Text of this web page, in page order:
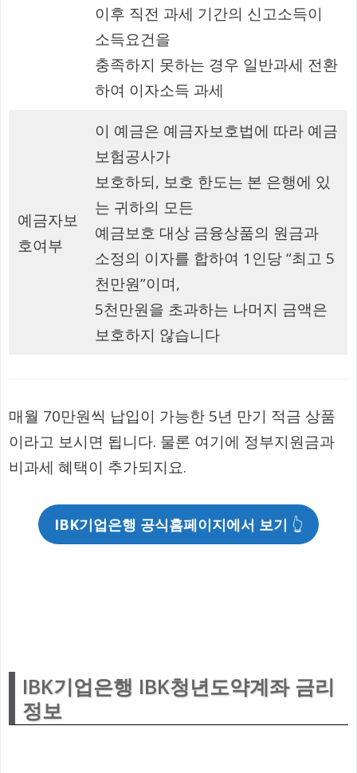
이후 직전 과세 기간의 신고소득이
소득요건을
충족하지 못하는 경우 일반과세 전환
하여 이자소득 과세
예금자보
호여부
이 예금은 예금자보호법에 따라 예금
보험공사가
보호하되, 보호 한도는 본 은행에 있
는 귀하의 모든
예금보호 대상 금융상품의 원금과
소정의 이자를 합하여 1인당 “최고 5
천만원”이며,
5천만원을 초과하는 나머지 금액은
보호하지 않습니다
매월 70만원씩 납입이 가능한 5년 만기 적금 상품
이라고 보시면 됩니다. 물론 여기에 정부지원금과
비과세 혜택이 추가되지요.
IBK기업은행 공식홈페이지에서 보기 👆
IBK기업은행 IBK청년도약계좌 금리
정보